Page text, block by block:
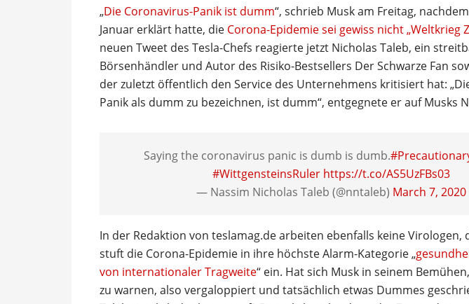
„Die Coronavirus-Panik ist dumm“, schrieb Musk am Freitag,
Januar erklärt hatte, die Corona-Epidemie sei gewiss nicht „Weltkrieg
neuen Tweet des Tesla-Chefs reagierte jetzt Nicholas Taleb, ein
Börsenhändler und Autor des Risiko-Bestsellers Der Schwarze Fan
der zuletzt öffentlich den Service des Unternehmens kritisiert hat:
Panik als dumm zu bezeichnen, ist dumm“, entgegnete er auf Musks
Saying the coronavirus panic is dumb is dumb.
#WittgensteinsRuler https://t.co/AS5UzFBs03
— Nassim Nicholas Taleb (@nntaleb) March 7, 2020
In der Redaktion von teslamag.de arbeiten ebenfalls keine Virologen,
stuft die Corona-Epidemie in ihre höchste Alarm-Kategorie „
von internationaler Tragweite“ ein. Hat sich Musk in seinem
zu warnen, also vergaloppiert und tatsächlich etwas Dummes